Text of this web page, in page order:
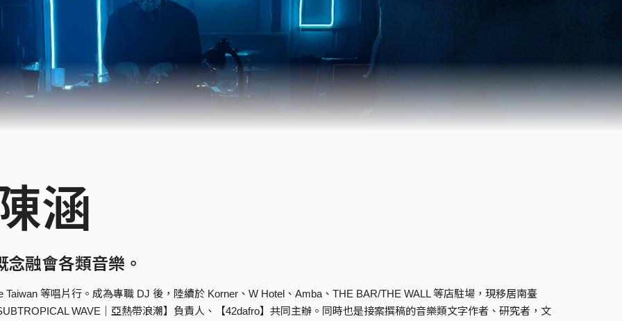
涵
融會各類音樂。
等唱片行。成為專職 DJ 後，陸續於 Korner、W Hotel、Amba、THE BAR/THE WALL 等店駐場，現移居南臺
WAVE｜亞熱帶浪潮】負責人、【42dafro】共同主辦。同時也是接案撰稿的音樂類文字作者、研究者，文